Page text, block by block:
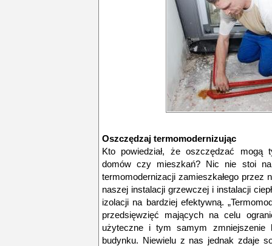
Oszczędzaj termomodernizując
Kto powiedział, że oszczędzać mogą
domów czy mieszkań? Nic nie stoi
termomodernizacji zamieszkałego przez
naszej instalacji grzewczej i instalacji
izolacji na bardziej efektywną.
przedsięwzięć mających na celu
użyteczne i tym samym zmniejszenie
budynku. Niewielu z nas jednak zdaje